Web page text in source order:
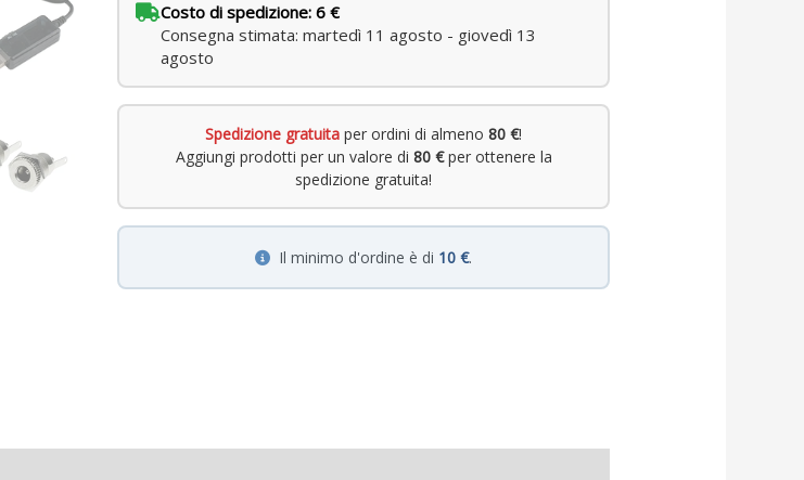
Costo di spedizione: 6 €
Consegna stimata: martedì 11 agosto - giovedì 13
agosto
Spedizione gratuita per ordini di almeno80 €!
Aggiungi prodotti per un valore di 80 €per ottenere la
spedizione gratuita!
Il minimo d'ordine è di 10 €.